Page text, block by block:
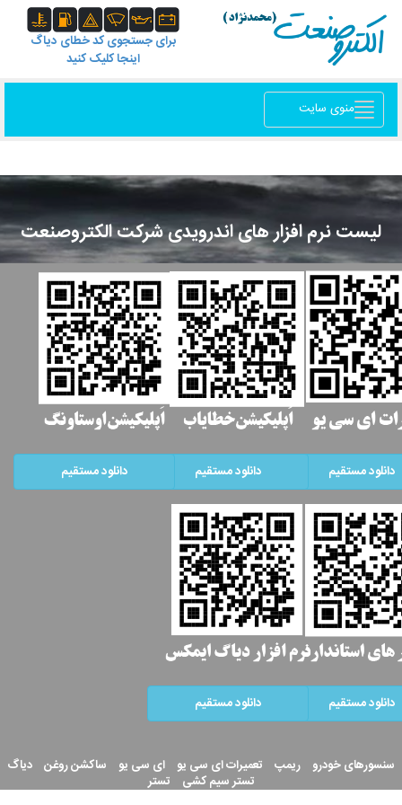
برای جستجوی کد خطای دیاگ
اینجا کلیک کنید
منوی سایت
لیست نرم افزار های اندرویدی شرکت الکتروصنعت
دانلود مستقیم دانلود مستقیم دانلود مستقیم
دانلود مستقیم دانلود مستقیم
سنسورهای خودرو ریمپ تعمیرات ای سی یو ای سی یو ساکشن روغن دیاگ
تستر سیم کشی
تستر